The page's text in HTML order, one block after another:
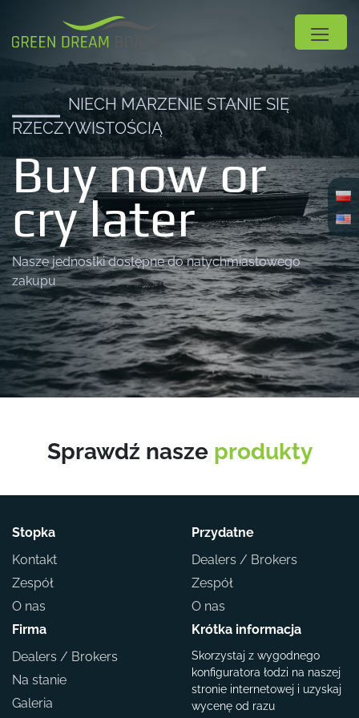
NIECH MARZENIE STANIE SIĘ
RZECZYWISTOŚCIĄ
Buy now or
cry later
Nasze jednostki dostępne do natychmiastowego
zakupu
Sprawdź nasze produkty
Stopka
Kontakt
Zespół
O nas
Przydatne
Dealers / Brokers
Zespół
O nas
Firma
Dealers / Brokers
Na stanie
Galeria
Krótka informacja
Skorzystaj z wygodnego
konfiguratora łodzi na naszej
stronie internetowej i uzyskaj
wycenę od razu